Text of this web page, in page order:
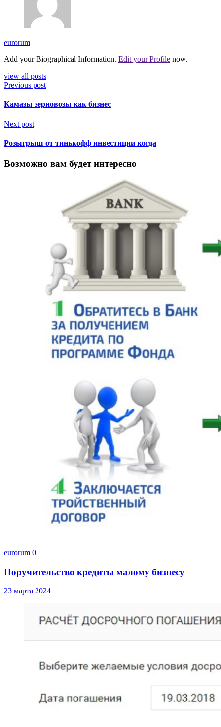
eurorum
Add your Biographical Information. Edit your Profile now.
view all posts
Previous post
Камазы зерновозы как бизнес
Next post
Розыгрыш от тинькофф инвестиции когда
Возможно вам будет интересно
eurorum 0
Поручительство кредиты малому бизнесу
23 марта 2024